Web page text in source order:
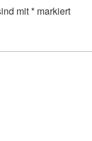
mit* markiert